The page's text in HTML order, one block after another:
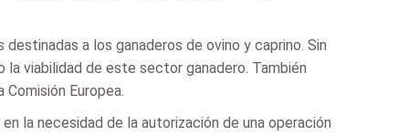
a los ganaderos de ovino y caprino. Sin
viabilidad de este sector ganadero. También
Europea.
la necesidad de la autorización de una operación